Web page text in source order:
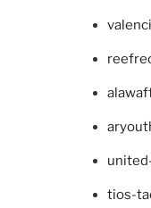
tios-